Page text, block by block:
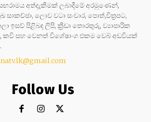
අත්දැකීමක් ලබාදීමේ අරමුණෙන්,
ලොව වටා සංචාර, පොත්,චිත්‍රපට,
ඉසව් පිළිබඳ ලිපි, ක්‍රීඩා තොරතුරු, ව්‍යාපාරික
සහ වෙනත් විශේෂාංග එකම වෙබ් අඩවියක්
Follow Us